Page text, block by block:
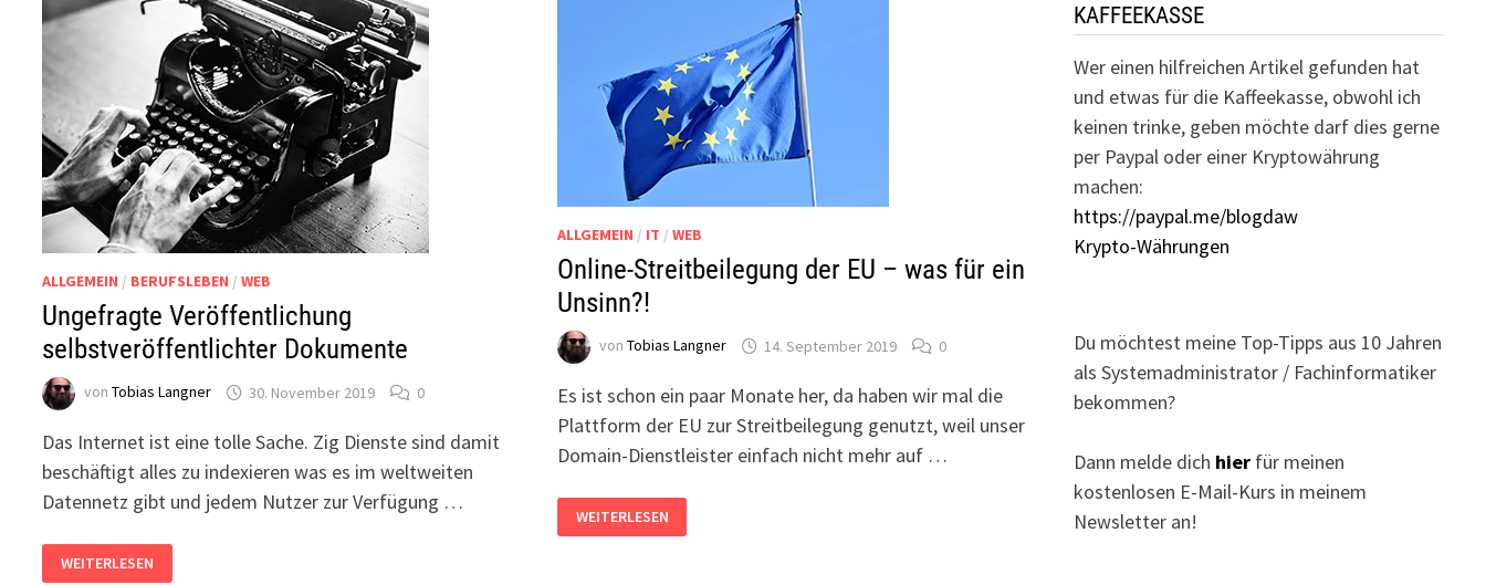
ALLGEMEIN / BERUFSLEBEN /WEB
Ungefragte Veröffentlichung
selbstveröffentlichter Dokumente
vonTobias Langner 30. November 2019 0
Das Internet ist eine tolle Sache. Zig Dienste sind damit
beschäftigt alles zu indexieren was es im weltweiten
Datennetz gibt und jedem Nutzer zur Verfügung …
VERÖFFENTLICHUNG
WEITERLESEN
ALLGEMEIN / IT / WEB
Online-Streitbeilegung der EU – was für ein
Unsinn?!
von Tobias Langner 14. September 2019 0
Es ist schon ein paar Monate her, da haben wir mal die
Plattform der EU zur Streitbeilegung genutzt, weil unser
Domain-Dienstleister einfach nicht mehr auf …
STREITBEILEGUNG
DER
WEITERLESEN
KAFFEEKASSE
Wer einen hilfreichen Artikel gefunden hat
und etwas für die Kaffeekasse, obwohl ich
keinen trinke, geben möchte darf dies gerne
per Paypal oder einer Kryptowährung
machen:
https://paypal.me/blogdaw
Krypto-Währungen
Du möchtest meine Top-Tipps aus 10 Jahren
als Systemadministrator / Fachinformatiker
bekommen?
Dann melde dich hierfür meinen
kostenlosen E-Mail-Kurs in meinem
Newsletter an!